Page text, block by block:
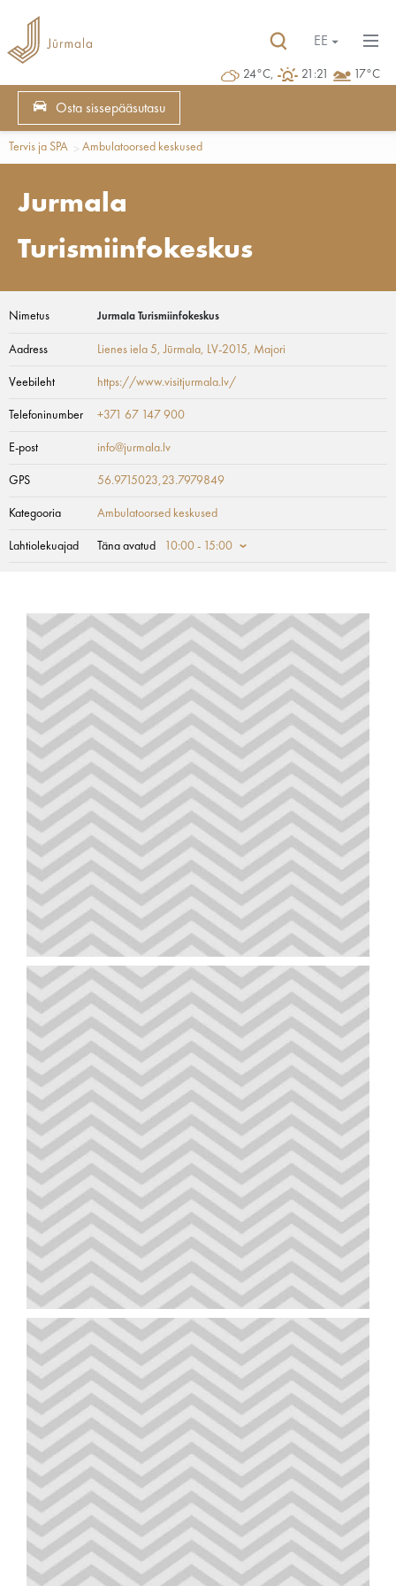
24°C, 21:21 17°C
EE
Osta sissepääsutasu
Tervis ja SPA Ambulatoorsed keskused
Jurmala
Turismiinfokeskus
Nimetus Jurmala Turismiinfokeskus
Aadress Lienes iela 5, Jūrmala, LV-2015, Majori
Veebileht https://www.visitjurmala.lv/
Telefoninumber +371 67 147 900
E-post info@jurmala.lv
GPS 56.9715023,23.7979849
Kategooria Ambulatoorsed keskused
Lahtiolekuajad Täna avatud 10:00 - 15:00